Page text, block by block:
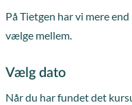
På Tietgen har vi mere
vælge mellem.
Vælg dato
Når du har fundet det